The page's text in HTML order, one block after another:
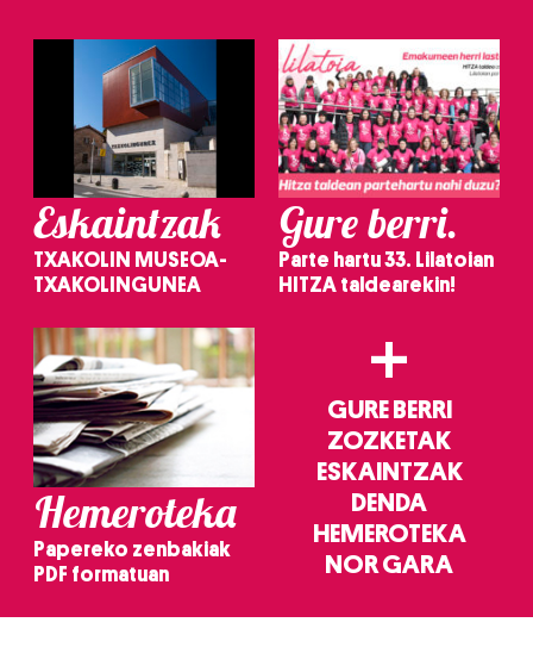
Eskaintzak
TXAKOLIN MUSEOA-
TXAKOLINGUNEA
Gure berri.
Parte hartu 33. Lilatoian
HITZA taldearekin!
Hemeroteka
Papereko zenbakiak
PDF formatuan
+
GURE BERRI
ZOZKETAK
ESKAINTZAK
DENDA
HEMEROTEKA
NOR GARA